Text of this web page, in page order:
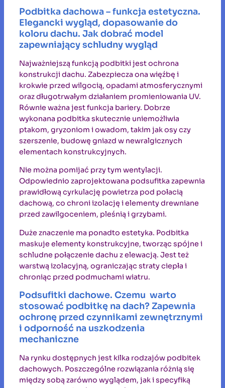
Podbitka dachowa – funkcja estetyczna.
Elegancki wygląd, dopasowanie do
koloru dachu. Jak dobrać model
zapewniający schludny wygląd
Najważniejszą funkcją podbitki jest ochrona
konstrukcji dachu. Zabezpiecza ona więźbę i
krokwie przed wilgocią, opadami atmosferycznymi
oraz długotrwałym działaniem promieniowania UV.
Równie ważna jest funkcja bariery. Dobrze
wykonana podbitka skutecznie uniemożliwia
ptakom, gryzoniom i owadom, takim jak osy czy
szerszenie, budowę gniazd w newralgicznych
elementach konstrukcyjnych.
Nie można pomijać przy tym wentylacji.
Odpowiednio zaprojektowana podsufitka zapewnia
prawidłową cyrkulację powietrza pod połacią
dachową, co chroni izolację i elementy drewniane
przed zawilgoceniem, pleśnią i grzybami.
Duże znaczenie ma ponadto estetyka. Podbitka
maskuje elementy konstrukcyjne, tworząc spójne i
schludne połączenie dachu z elewacją. Jest też
warstwą izolacyjną, ograniczając straty ciepła i
chroniąc przed podmuchami wiatru.
Podsufitki dachowe. Czemu warto
stosować podbitkę na dach? Zapewnia
ochronę przed czynnikami zewnętrznymi
i odporność na uszkodzenia
mechaniczne
Na rynku dostępnych jest kilka rodzajów podbitek
dachowych. Poszczególne rozwiązania różnią się
między sobą zarówno wyglądem, jak i specyfiką